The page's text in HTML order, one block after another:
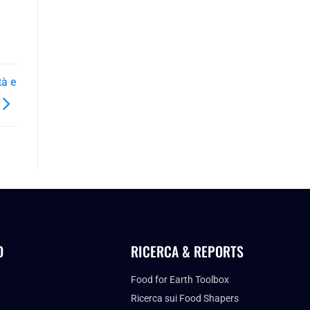
e
RICERCA & REPORTS
Food for Earth Toolbox
Ricerca sui Food Shapers